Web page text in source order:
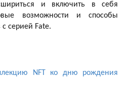
и включить в себя
возможности и способы
серией Fate.
NFT ко дню рождения